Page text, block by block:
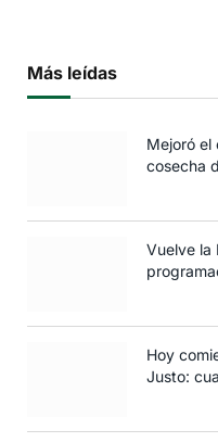
Más leídas
Mejoró el
cosecha
Vuelve la
Hoy
Justo: